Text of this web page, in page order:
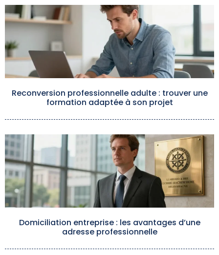
Reconversion professionnelle adulte : trouver une
formation adaptée à son projet
Domiciliation entreprise : les avantages d’une
adresse professionnelle